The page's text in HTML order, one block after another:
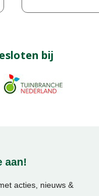
bij
aan!
acties, nieuws &